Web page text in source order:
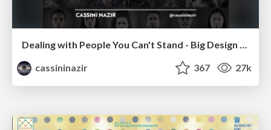
Dealing with People You Can't Stand - Big Design 2015
cassininazir
367 27k